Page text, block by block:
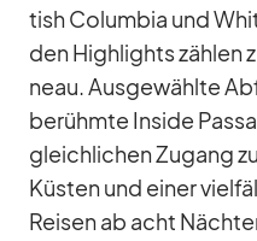
tish Co­lum­bia und
den High­lights zäh­len
neau. Aus­ge­wählte
be­rühmte In­side
gleich­li­chen Zu­gang
Küs­ten und ei­ner
Rei­sen ab acht